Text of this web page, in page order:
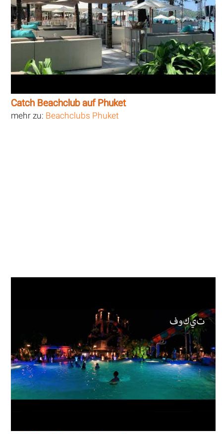
Catch Beachclub auf Phuket
mehr zu: Beachclubs Phuket